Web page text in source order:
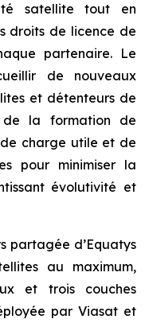
satellite tout en
droits de licence de
partenaire. Le
de nouveaux
et détenteurs de
la formation de
de charge utile et de
pour minimiser la
évolutivité et
partagée d’Equatys
au maximum,
et trois couches
par Viasat et